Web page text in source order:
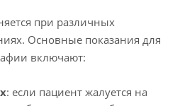
при различных
Основные показания для
включают:
: если пациент жалуется на